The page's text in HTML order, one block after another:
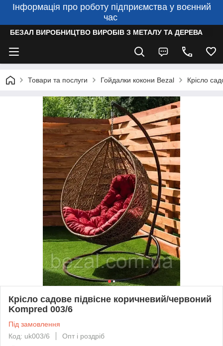
Інформація про роботу підприємства у воєнний
час
БЕЗАЛ ВИРОБНИЦТВО ВИРОБІВ З МЕТАЛУ ТА ДЕРЕВА
Товари та послуги Гойдалки кокони Bezal Крісло
Крісло садове підвісне коричневий/червоний
Kompred 003/6
Під замовлення
Код: uk003/6
Опт і роздріб